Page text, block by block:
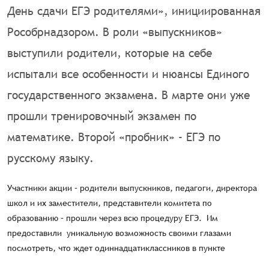
День сдачи ЕГЭ родителями», инициированная
Рособрнадзором. В роли «выпускников»
выступили родители, которые на себе
испытали все особенности и нюансы Единого
государственного экзамена. В марте они уже
прошли тренировочный экзамен по
математике. Второй «пробник» - ЕГЭ по
русскому языку.
Участники акции – родители выпускников, педагоги, директора
школ и их заместители, представители комитета по
образованию – прошли через всю процедуру ЕГЭ. Им
предоставили уникальную возможность своими глазами
посмотреть, что ждет одиннадцатиклассников в пункте